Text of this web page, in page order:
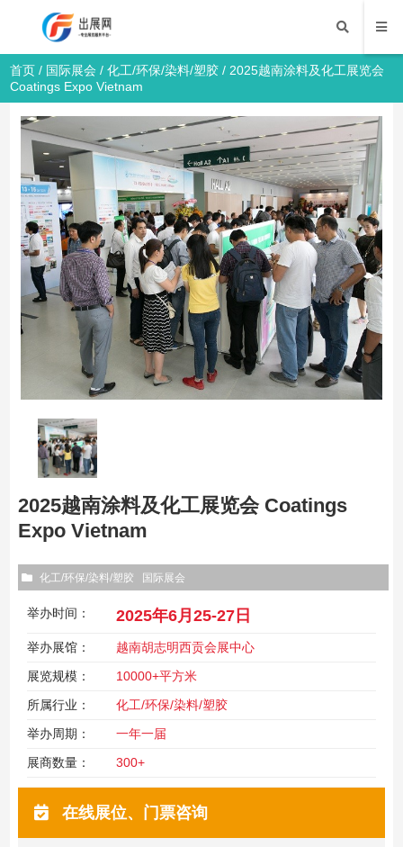
首页 / 国际展会 /化工/环保/染料/塑胶 / 2025越南涂料及化工展览会
Coatings Expo Vietnam
2025越南涂料及化工展览会 Coatings
Expo Vietnam
化工/环保/染料/塑胶 国际展会
举办时间： 2025年6月25-27日
举办展馆：
越南胡志明西贡会展中心
展览规模：
10000+平方米
所属行业：
化工/环保/染料/塑胶
举办周期：
一年一届
展商数量：
300+
在线展位、门票咨询